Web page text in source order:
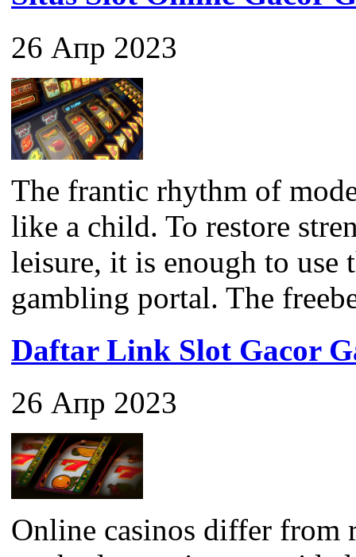
26 Апр 2023
The frantic rhythm of
like a child. To restore
leisure, it is enough to use
gambling portal. The
Daftar Link Slot Gacor
26 Апр 2023
Online casinos differ from